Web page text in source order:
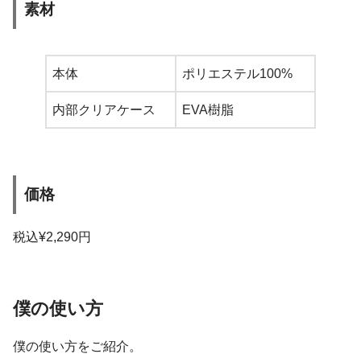
素材
本体 ポリエステル100%
内部クリアケース EVA樹脂
価格
税込¥2,290円
僕の使い方
僕の使い方をご紹介。